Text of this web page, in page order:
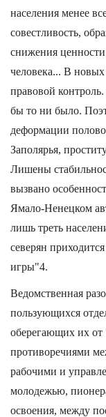
населения менее
совестливость,
снижения
человека... В
правовой
бы то ни было.
деформации
Заполярья,
Лишены
вызвано
Ямало-Ненецком
лишь треть
северян
игры"4.
Ведомственная
пользующихся
оберегающих их от
противоречиями
рабочими и
молодежью,
освоения, между